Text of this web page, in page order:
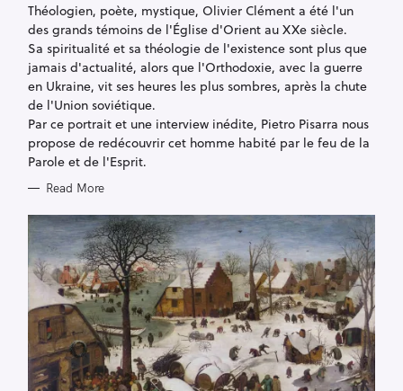
O
R
I
E
S
Théologien, poète, mystique, Olivier Clément a été l'un
des grands témoins de l'Église d'Orient au XXe siècle.
Sa spiritualité et sa théologie de l'existence sont plus que
jamais d'actualité, alors que l'Orthodoxie, avec la guerre
en Ukraine, vit ses heures les plus sombres, après la chute
de l'Union soviétique.
Par ce portrait et une interview inédite, Pietro Pisarra nous
propose de redécouvrir cet homme habité par le feu de la
Parole et de l'Esprit.
Read More